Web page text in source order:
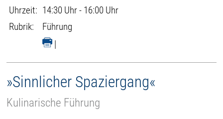
Uhrzeit: 14:30 Uhr - 16:00 Uhr
Rubrik:
Führung
|
»Sinnlicher Spaziergang«
Kulinarische Führung